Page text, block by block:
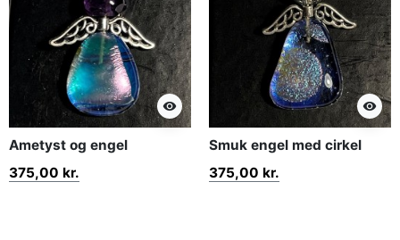
visibility
Ametyst og engel
375,00 kr.
visibility
Smuk engel med cirkel
375,00 kr.